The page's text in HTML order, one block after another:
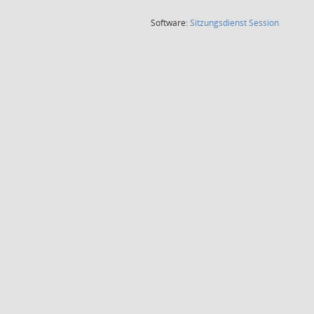
Software:SitzungsdienstSession(Wird in